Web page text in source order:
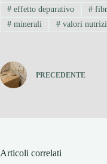
#effetto depurativo #
#minerali #valori
PRECEDENTE
Articoli correlati